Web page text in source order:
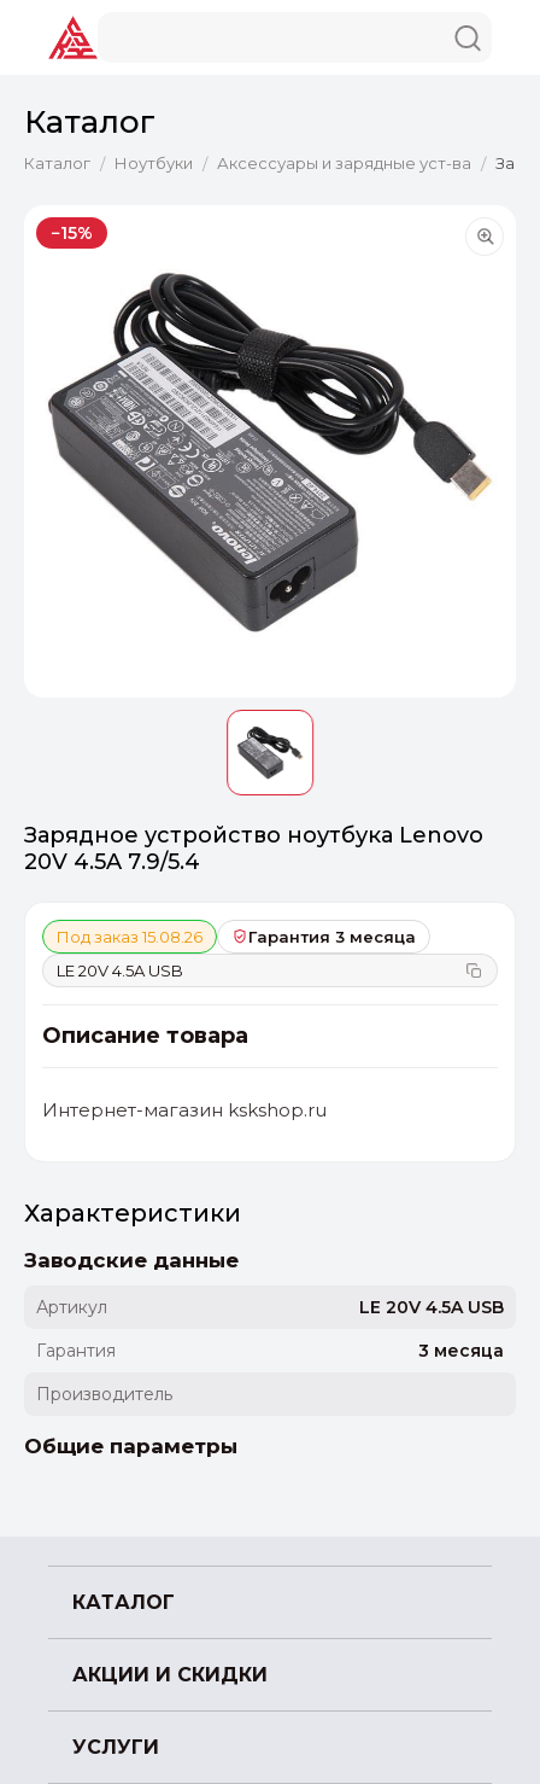
Каталог
Каталог / Ноутбуки / Аксессуары и зарядные уст-ва /
−15%
Зарядное устройство ноутбука Lenovo
20V 4.5A 7.9/5.4
Под заказ 15.08.26
Гарантия 3 месяца
LE 20V 4.5A USB
Описание товара
Интернет-магазин kskshop.ru
Характеристики
Заводские данные
Артикул
LE 20V 4.5A USB
Гарантия
3 месяца
Производитель
Общие параметры
КАТАЛОГ
АКЦИИ И СКИДКИ
УСЛУГИ